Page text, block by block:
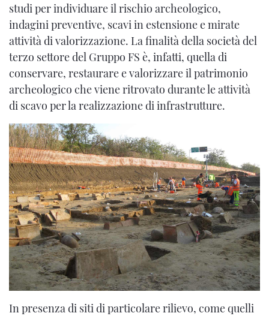
studi per individuare il rischio archeologico,
indagini preventive, scavi in estensione e mirate
attività di valorizzazione. La finalità della società del
terzo settore del Gruppo FS è, infatti, quella di
conservare, restaurare e valorizzare il patrimonio
archeologico che viene ritrovato durante le attività
di scavo per la realizzazione di infrastrutture.
In presenza di siti di particolare rilievo, come quelli